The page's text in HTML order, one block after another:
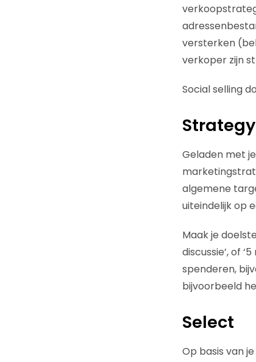
versterken
verkoper zijn
Social selling
Strategy
Geladen met
algemene
uiteindelijk op
Maak je
discussie’, of
spenderen,
bijvoorbeeld
Select
Op basis van